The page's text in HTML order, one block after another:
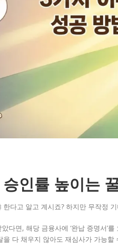
인률 높이는
한다고 알고 계시죠? 하지만 무작정
다면, 해당 금융사에 ‘완납 증명서’
다 채우지 않아도 재심사가 가능할